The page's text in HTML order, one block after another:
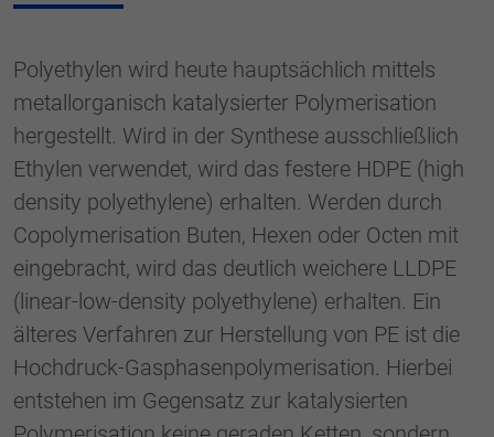
Polyethylen wird heute hauptsächlich mittels
metallorganisch katalysierter Polymerisation
hergestellt. Wird in der Synthese ausschließlich
Ethylen verwendet, wird das festere HDPE (high
density polyethylene) erhalten. Werden durch
Copolymerisation Buten, Hexen oder Octen mit
eingebracht, wird das deutlich weichere LLDPE
(linear-low-density polyethylene) erhalten. Ein
älteres Verfahren zur Herstellung von PE ist die
Hochdruck-Gasphasenpolymerisation. Hierbei
entstehen im Gegensatz zur katalysierten